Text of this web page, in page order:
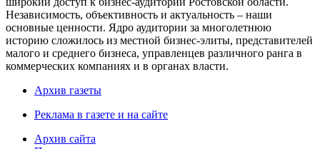
Независимость, объективность и актуальность – наши
основные ценности. Ядро аудитории за многолетнюю
историю сложилось из местной бизнес-элиты, представителей
малого и среднего бизнеса, управленцев различного ранга в
коммерческих компаниях и в органах власти.
Архив газеты
Реклама в газете и на сайте
Архив сайта